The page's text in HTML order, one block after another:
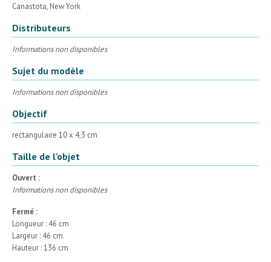
Canastota, New York
Distributeurs
Informations non disponibles
Sujet du modèle
Informations non disponibles
Objectif
rectangulaire 10 x 4,3 cm
Taille de l'objet
Ouvert :
Informations non disponibles
Fermé :
Longueur : 46 cm
Largeur : 46 cm
Hauteur : 136 cm